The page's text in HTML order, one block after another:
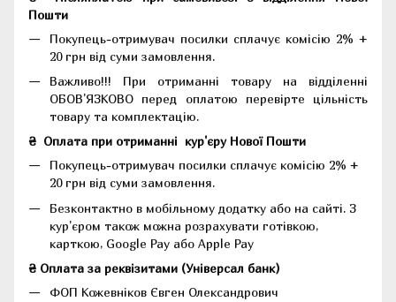
Пошти
Покупець-отримувач посилки сплачує комісію 2% +
20 грн від суми замовлення.
Важливо!!! При отриманні товару на відділенні
ОБОВ'ЯЗКОВО перед оплатою перевірте цільність
товару та комплектацію.
₴ Оплата при отриманні кур'єру Нової Пошти
Покупець-отримувач посилки сплачує комісію 2% +
20 грн від суми замовлення.
Безконтактно в мобільному додатку або на сайті. З
кур'єром також можна розрахувати готівкою,
карткою, Google Pay або Apple Pay
₴ Оплата за реквізитами (Універсал банк)
ФОП Кожевніков Євген Олександрович